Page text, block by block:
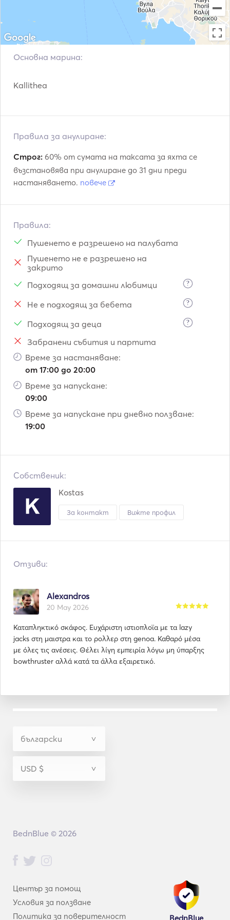
Основна марина:
Kallithea
Правила за анулиране:
Строг: 60% от сумата на таксата за яхта се
възстановява при анулиране до 31 дни преди
настаняването. повече
Правила:
Пушенето е разрешено на палубата
Пушенето не е разрешено на
закрито
Подходящ за домашни любимци
?
Не е подходящ за бебета ?
Подходящ за деца ?
Забранени събития и партита
Време за настаняване:
от 17:00 до 20:00
Време за напускане:
09:00
Време за напускане при дневно ползване:
19:00
Собственик:
Kostas
За контакт Вижте профил
Отзиви:
Alexandros
20 May 2026
Καταπληκτικό σκάφος. Ευχάριστη ιστιοπλοϊα με τα lazy
jacks στη μαιστρα και το ρολλερ στη genoa. Καθαρό μέσα
με όλες τις ανέσεις. Θέλει λίγη εμπειρία λόγω μη ύπαρξης
bowthruster αλλά κατά τα άλλα εξαιρετικό.
Център за помощ
Условия за ползване
Политика за поверителност
BednBlue © 2026